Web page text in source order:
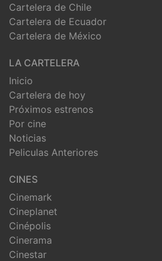
Cartelera de Chile
Cartelera de Ecuador
Cartelera de México
LA CARTELERA
Inicio
Cartelera de hoy
Próximos estrenos
Por cine
Noticias
Peliculas Anteriores
CINES
Cinemark
Cineplanet
Cinépolis
Cinerama
Cinestar